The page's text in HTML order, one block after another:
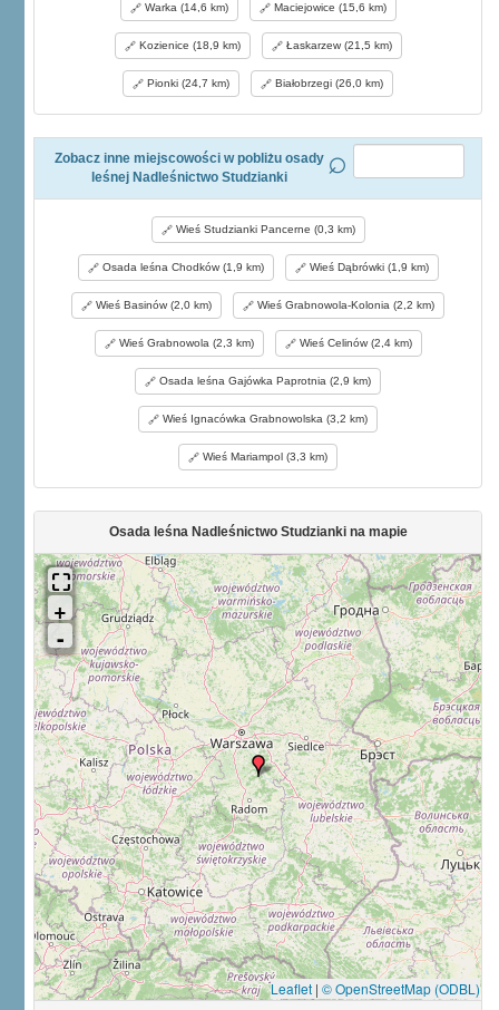
Warka (14,6 km) Maciejowice (15,6 km)
Kozienice (18,9 km) Łaskarzew (21,5 km)
Pionki (24,7 km) Białobrzegi (26,0 km)
Zobacz inne miejscowości w pobliżu osady
leśnej Nadleśnictwo Studzianki
Wieś Studzianki Pancerne (0,3 km)
Osada leśna Chodków (1,9 km) Wieś Dąbrówki (1,9 km)
Wieś Basinów (2,0 km) Wieś Grabnowola-Kolonia (2,2 km)
Wieś Grabnowola (2,3 km) Wieś Celinów (2,4 km)
Osada leśna Gajówka Paprotnia (2,9 km)
Wieś Ignacówka Grabnowolska (3,2 km)
Wieś Mariampol (3,3 km)
Osada leśna Nadleśnictwo Studzianki na mapie
Leaflet | © OpenStreetMap (ODBL)